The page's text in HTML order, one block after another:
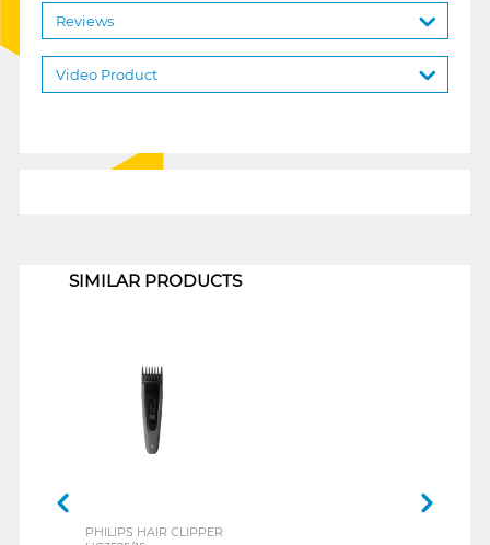
Reviews
Video Product
SIMILAR PRODUCTS
PHILIPS HAIR CLIPPER